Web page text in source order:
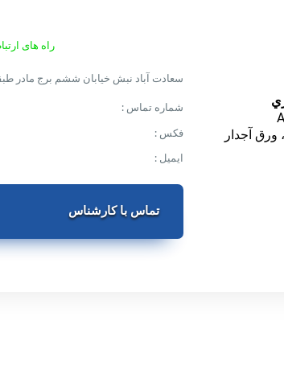
ورق آجدار
راه های
سعادت آباد نبش خیابان ششم برج مادر
شماره تماس :
فکس :
ایمیل :
تماس با کارشناس